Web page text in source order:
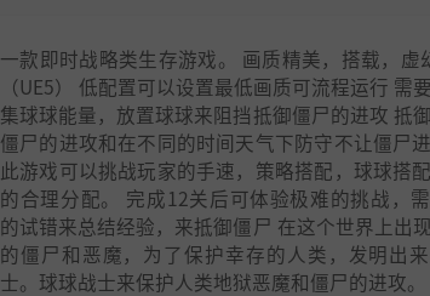
一款即时战略类生存游戏。 画质精美，搭载，虚
（UE5） 低配置可以设置最低画质可流程运行 需
集球球能量，放置球球来阻挡抵御僵尸的进攻 抵
僵尸的进攻和在不同的时间天气下防守不让僵尸
此游戏可以挑战玩家的手速，策略搭配，球球搭
的合理分配。 完成12关后可体验极难的挑战，
的试错来总结经验，来抵御僵尸 在这个世界上出
的僵尸和恶魔，为了保护幸存的人类，发明出
士。球球战士来保护人类地狱恶魔和僵尸的进攻。